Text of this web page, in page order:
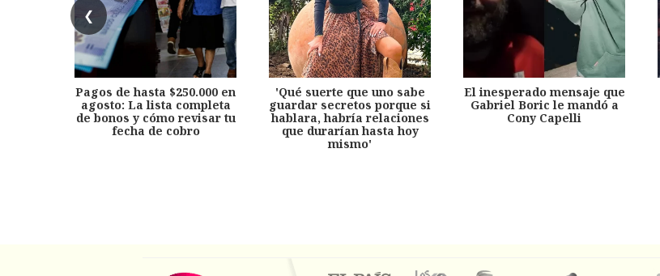
❮
Pagos de hasta $250.000 en
agosto: La lista completa
de bonos y cómo revisar tu
fecha de cobro
'Qué suerte que uno sabe
guardar secretos porque si
hablara, habría relaciones
que durarían hasta hoy
mismo'
El inesperado mensaje que
Gabriel Boric le mandó a
Cony Capelli